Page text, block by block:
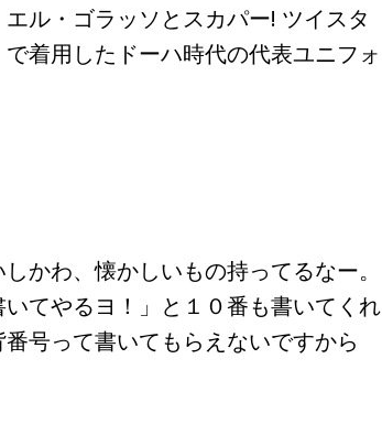
ル・ゴラッソとスカパー! ツイスタ
着用したドーハ時代の代表ユニフォ
かわ、懐かしいもの持ってるなー。
てやるヨ！」と１０番も書いてくれ
号って書いてもらえないですから